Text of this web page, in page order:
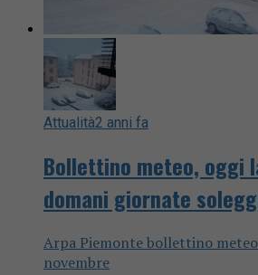
Attualità2 anni fa
Bollettino meteo, oggi
domani giornate
Arpa Piemonte bollettino
novembre